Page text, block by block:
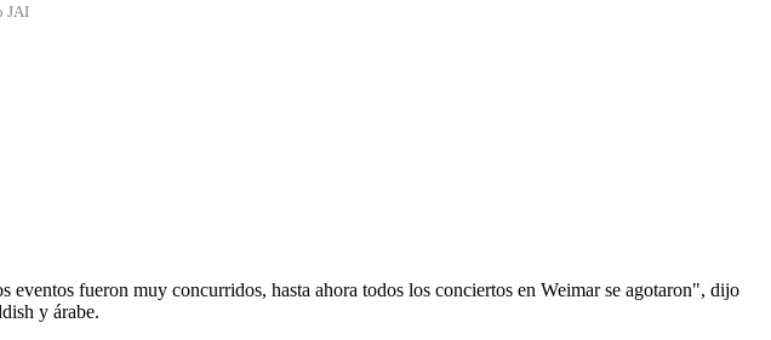
JAI
fueron muy concurridos, hasta ahora todos los conciertos en Weimar se agotaron", dijo
y árabe.